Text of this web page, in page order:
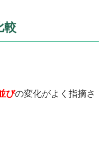
較
びの変化がよく指摘さ